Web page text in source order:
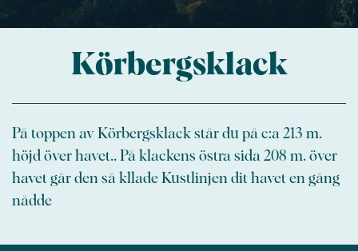
Körbergsklack
På toppen av Körbergsklack står du på c:a 213 m.
höjd över havet.. På klackens östra sida 208 m. över
havet går den så kllade Kustlinjen dit havet en gång
nådde